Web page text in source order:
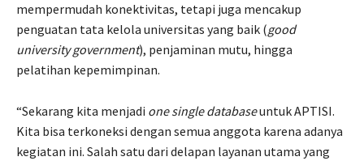
mempermudah konektivitas, tetapi juga mencakup
penguatan tata kelola universitas yang baik (good
university government), penjaminan mutu, hingga
pelatihan kepemimpinan.
“Sekarang kita menjadi one single databaseuntuk APTISI.
Kita bisa terkoneksi dengan semua anggota karena adanya
kegiatan ini. Salah satu dari delapan layanan utama yang